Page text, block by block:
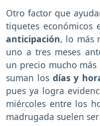
Otro factor que
tiquetes económicos
anticipación, lo más
uno a tres meses
un precio mucho
suman losdías y
pues ya logra
miércoles entre los
madrugada suelen